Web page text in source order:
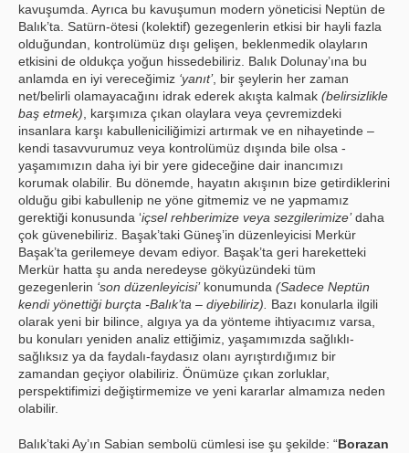
kavuşumda. Ayrıca bu kavuşumun modern yöneticisi Neptün de
Balık’ta. Satürn-ötesi (kolektif) gezegenlerin etkisi bir hayli fazla
olduğundan, kontrolümüz dışı gelişen, beklenmedik olayların
etkisini de oldukça yoğun hissedebiliriz. Balık Dolunay’ına bu
anlamda en iyi vereceğimiz ‘yanıt’, bir şeylerin her zaman
net/belirli olamayacağını idrak ederek akışta kalmak (belirsizlikle
baş etmek) , karşımıza çıkan olaylara veya çevremizdeki
insanlara karşı kabulleniciliğimizi artırmak ve en nihayetinde –
kendi tasavvurumuz veya kontrolümüz dışında bile olsa -
yaşamımızın daha iyi bir yere gideceğine dair inancımızı
korumak olabilir. Bu dönemde, hayatın akışının bize getirdiklerini
olduğu gibi kabullenip ne yöne gitmemiz ve ne yapmamız
gerektiği konusunda ‘içsel rehberimize veya sezgilerimize’daha
çok güvenebiliriz. Başak’taki Güneş’in düzenleyicisi Merkür
Başak’ta gerilemeye devam ediyor. Başak’ta geri hareketteki
Merkür hatta şu anda neredeyse gökyüzündeki tüm
gezegenlerin ‘son düzenleyicisi’ konumunda (Sadece Neptün
kendi yönettiği burçta -Balık’ta – diyebiliriz). Bazı konularla ilgili
olarak yeni bir bilince, algıya ya da yönteme ihtiyacımız varsa,
bu konuları yeniden analiz ettiğimiz, yaşamımızda sağlıklı-
sağlıksız ya da faydalı-faydasız olanı ayrıştırdığımız bir
zamandan geçiyor olabiliriz. Önümüze çıkan zorluklar,
perspektifimizi değiştirmemize ve yeni kararlar almamıza neden
olabilir.
Balık’taki Ay’ın Sabian sembolü cümlesi ise şu şekilde: “Borazan